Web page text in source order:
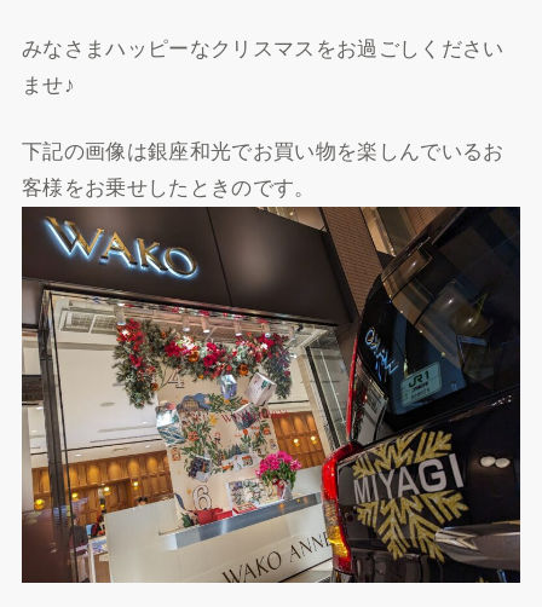
みなさまハッピーなクリスマスをお過ごしください
ませ♪
下記の画像は銀座和光でお買い物を楽しんでいるお
客様をお乗せしたときのです。